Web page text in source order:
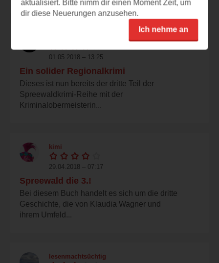
01.05.2018 – 13:25
Ein solider Regionalkrimi
Dieses ist nun bereits der dritte Teil der
Spreewaldkrimi-Reihe mit der
Kriminalobermeisterin...
kimi
29.04.2018 – 07:17
Spreewald die 3.!
Bei diesem Buch handelt es sich um die dritte
Geschichte, die von Klaudia Wagner und
ihrem Umfeld...
lesenmachtsüchtig
aktualisiert. Bitte nimm dir einen Moment Zeit, um
dir diese Neuerungen anzusehen.
Ich nehme an